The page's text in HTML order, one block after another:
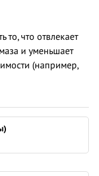
то, что отвлекает
и уменьшает
(например,